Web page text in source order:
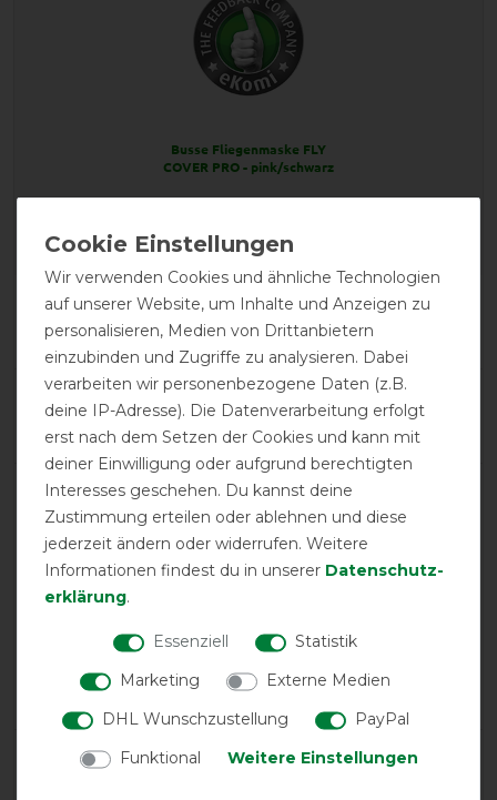
Busse Fliegenmaske FLY
COVER PRO - pink/schwarz
Product Reviews
1
Product Rating
3/5
product experience
calculated from 1 customer reviews
Neutral
100%
Negative
0%
LATEST REVIEWS
Wir verwenden Cookies und ähnliche Technologien
auf unserer Website, um Inhalte und Anzeigen zu
personalisieren, Medien von Drittanbietern
einzubinden und Zugriffe zu analysieren. Dabei
verarbeiten wir personenbezogene Daten (z.B.
deine IP-Adresse). Die Datenverarbeitung erfolgt
erst nach dem Setzen der Cookies und kann mit
deiner Einwilligung oder aufgrund berechtigten
Interesses geschehen. Du kannst deine
Zustimmung erteilen oder ablehnen und diese
jederzeit ändern oder widerrufen. Weitere
Informationen findest du in unserer Daten­schutz­
erklärung.
Essenziell
Statistik
Marketing
Externe Medien
DHL Wunschzustellung
PayPal
Funktional
Weitere Einstellungen